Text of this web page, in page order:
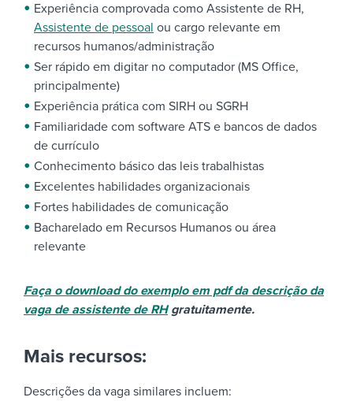
Experiência comprovada como Assistente de RH,
Assistente de pessoal ou cargo relevante em
recursos humanos/administração
Ser rápido em digitar no computador (MS Office,
principalmente)
Experiência prática com SIRH ou SGRH
Familiaridade com software ATS e bancos de dados
de currículo
Conhecimento básico das leis trabalhistas
Excelentes habilidades organizacionais
Fortes habilidades de comunicação
Bacharelado em Recursos Humanos ou área
relevante
Faça o download do exemplo em pdf da descrição da
vaga de assistente de RHgratuitamente.
Mais recursos:
Descrições da vaga similares incluem: